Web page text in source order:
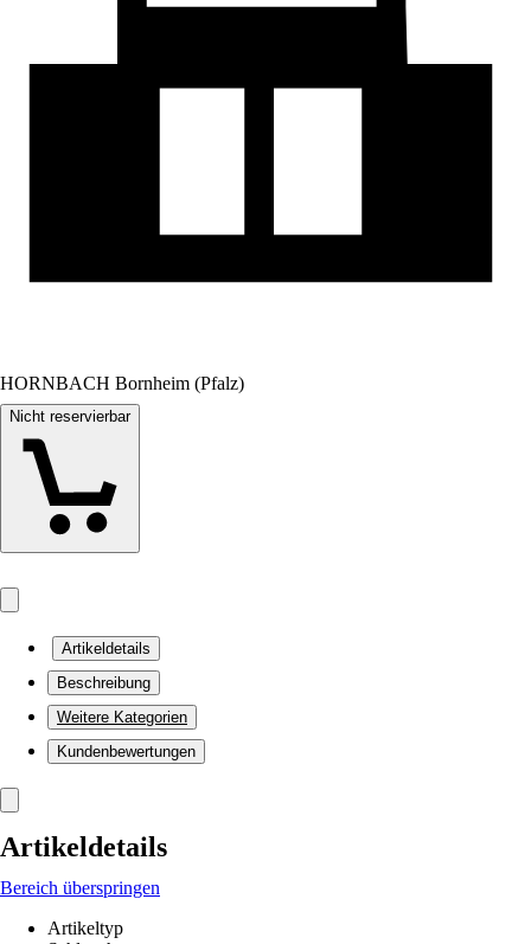
HORNBACH Bornheim (Pfalz)
Nicht reservierbar
Artikeldetails
Beschreibung
Weitere Kategorien
Kundenbewertungen
Artikeldetails
Bereich überspringen
Artikeltyp